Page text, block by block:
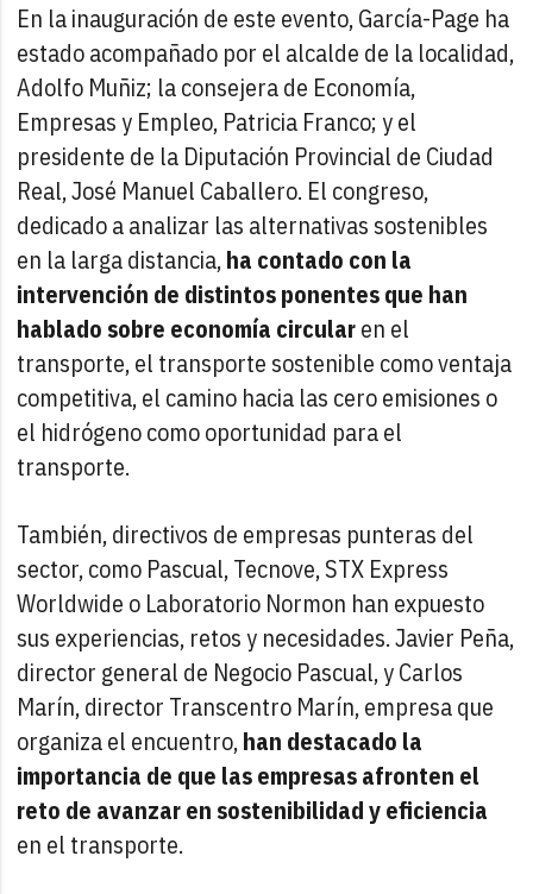
En la inauguración de este evento, García-Page ha
estado acompañado por el alcalde de la localidad,
Adolfo Muñiz; la consejera de Economía,
Empresas y Empleo, Patricia Franco; y el
presidente de la Diputación Provincial de Ciudad
Real, José Manuel Caballero. El congreso,
dedicado a analizar las alternativas sostenibles
en la larga distancia,ha contado con la
intervención de distintos ponentes que han
hablado sobre economía circularen el
transporte, el transporte sostenible como ventaja
competitiva, el camino hacia las cero emisiones o
el hidrógeno como oportunidad para el
transporte.
También, directivos de empresas punteras del
sector, como Pascual, Tecnove, STX Express
Worldwide o Laboratorio Normon han expuesto
sus experiencias, retos y necesidades. Javier Peña,
director general de Negocio Pascual, y Carlos
Marín, director Transcentro Marín, empresa que
organiza el encuentro,han destacado la
importancia de que las empresas afronten el
reto de avanzar en sostenibilidad y eficiencia
en el transporte.